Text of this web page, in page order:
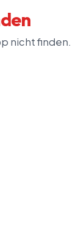
nicht finden.